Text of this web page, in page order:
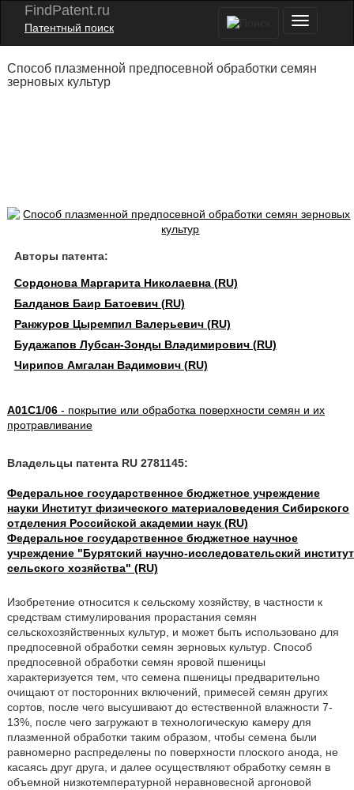
FindPatent.ru
Патентный поиск
Способ плазменной предпосевной обработки семян
зерновых культур
Авторы патента:
Сордонова Маргарита Николаевна (RU)
Балданов Баир Батоевич (RU)
Ранжуров Цыремпил Валерьевич (RU)
Будажапов Лубсан-Зонды Владимирович (RU)
Чирипов Амгалан Вадимович (RU)
A01C1/06- покрытие или обработка поверхности семян и их
протравливание
Владельцы патента RU 2781145:
Федеральное государственное бюджетное учреждение
науки Институт физического материаловедения Сибирского
отделения Российской академии наук (RU)
Федеральное государственное бюджетное научное
учреждение "Бурятский научно-исследовательский институт
сельского хозяйства" (RU)
Изобретение относится к сельскому хозяйству, в частности к
средствам стимулирования прорастания семян
сельскохозяйственных культур, и может быть использовано для
предпосевной обработки семян зерновых культур. Способ
предпосевной обработки семян яровой пшеницы
характеризуется тем, что семена пшеницы предварительно
очищают от посторонних включений, примесей семян других
сортов, после чего высушивают до естественной влажности 7-
13%, после чего загружают в технологическую камеру для
плазменной обработки таким образом, чтобы семена были
равномерно распределены по поверхности плоского анода, не
касаясь друг друга, и далее осуществляют обработку семян в
объемной низкотемпературной неравновесной аргоновой